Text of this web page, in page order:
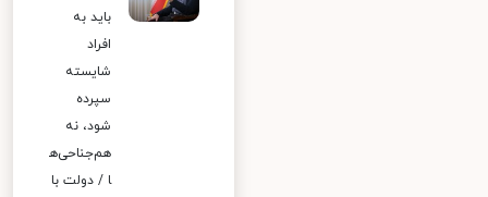
باید به
افراد
شایسته
سپرده
شود، نه
هم‌جناحی‌ه
ا / دولت با